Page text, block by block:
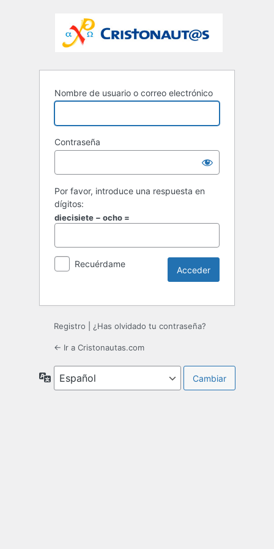
Nombre de usuario o correo electrónico
Contraseña
Por favor, introduce una respuesta en
dígitos:
diecisiete − ocho =
Recuérdame
Registro ¿Has olvidado tu contraseña?
← Ir a Cristonautas.com
Idioma